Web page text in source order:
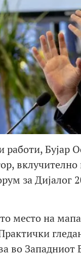
Бујар
за Дијалог
место на
во Западниот